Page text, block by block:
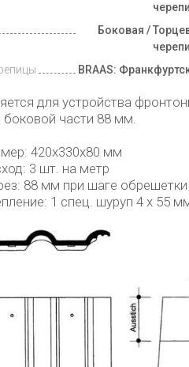
Боковая /
BRAAS:
для устройства
боковой части 88 мм.
420х330х80 мм
3 шт. на метр
88 мм при шаге
1 спец. шуруп 4 х 55